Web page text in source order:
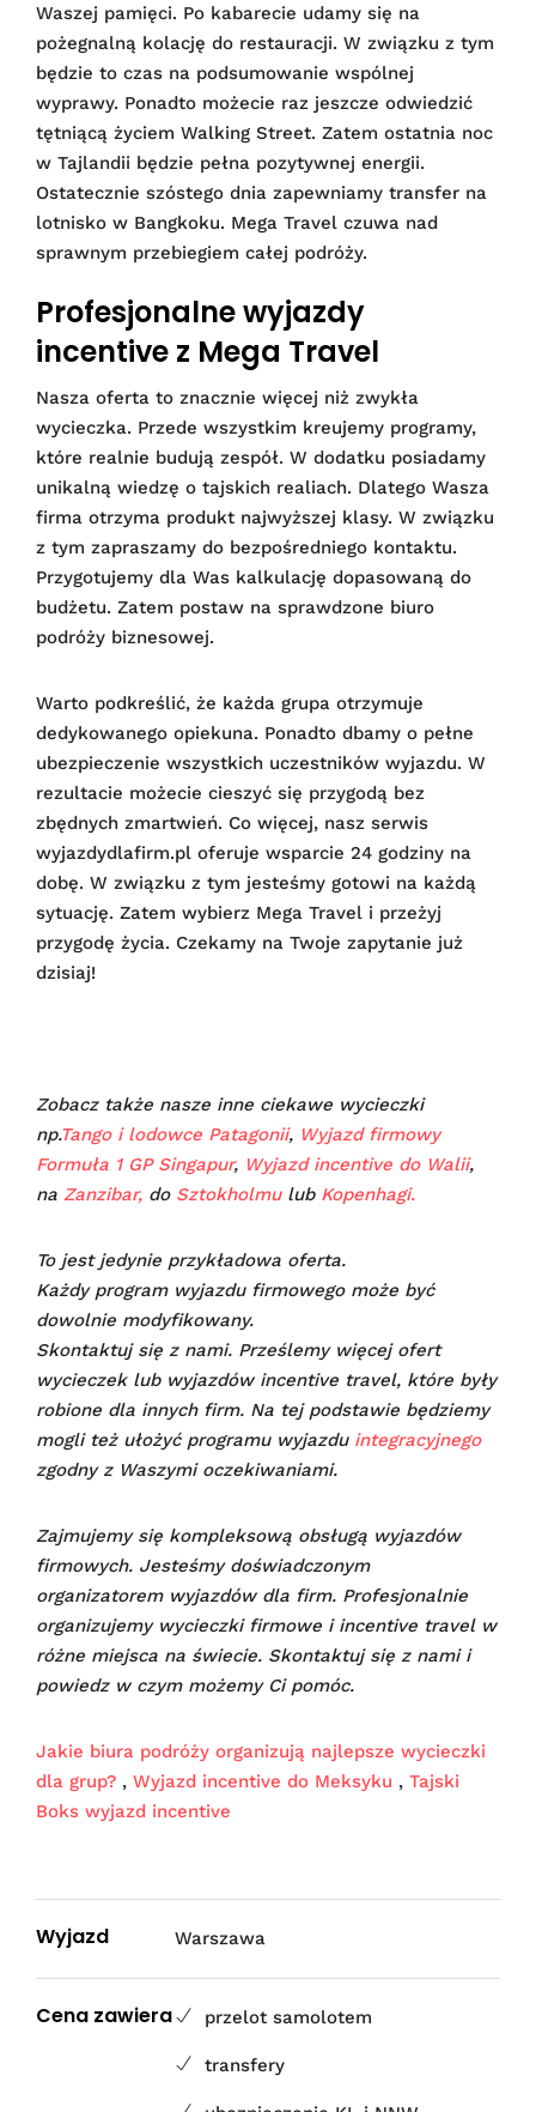
Waszej pamięci. Po kabarecie udamy się na
pożegnalną kolację do restauracji. W związku z tym
będzie to czas na podsumowanie wspólnej
wyprawy. Ponadto możecie raz jeszcze odwiedzić
tętniącą życiem Walking Street. Zatem ostatnia noc
w Tajlandii będzie pełna pozytywnej energii.
Ostatecznie szóstego dnia zapewniamy transfer na
lotnisko w Bangkoku. Mega Travel czuwa nad
sprawnym przebiegiem całej podróży.
Profesjonalne wyjazdy
incentive z Mega Travel
Nasza oferta to znacznie więcej niż zwykła
wycieczka. Przede wszystkim kreujemy programy,
które realnie budują zespół. W dodatku posiadamy
unikalną wiedzę o tajskich realiach. Dlatego Wasza
firma otrzyma produkt najwyższej klasy. W związku
z tym zapraszamy do bezpośredniego kontaktu.
Przygotujemy dla Was kalkulację dopasowaną do
budżetu. Zatem postaw na sprawdzone biuro
podróży biznesowej.
Warto podkreślić, że każda grupa otrzymuje
dedykowanego opiekuna. Ponadto dbamy o pełne
ubezpieczenie wszystkich uczestników wyjazdu. W
rezultacie możecie cieszyć się przygodą bez
zbędnych zmartwień. Co więcej, nasz serwis
wyjazdydlafirm.pl oferuje wsparcie 24 godziny na
dobę. W związku z tym jesteśmy gotowi na każdą
sytuację. Zatem wybierz Mega Travel i przeżyj
przygodę życia. Czekamy na Twoje zapytanie już
dzisiaj!
Zobacz także nasze inne ciekawe wycieczki
np.Tango i lodowce Patagonii, Wyjazd firmowy
Formuła 1 GP Singapur, Wyjazd incentive do Walii,
na Zanzibar, do Sztokholmulub Kopenhagi.
To jest jedynie przykładowa oferta.
Każdy program wyjazdu firmowego może być
dowolnie modyfikowany.
Skontaktuj się z nami. Prześlemy więcej ofert
wycieczek lub wyjazdów incentive travel, które były
robione dla innych firm. Na tej podstawie będziemy
mogli też ułożyć programu wyjazdu integracyjnego
zgodny z Waszymi oczekiwaniami.
Zajmujemy się kompleksową obsługą wyjazdów
firmowych. Jesteśmy doświadczonym
organizatorem wyjazdów dla firm. Profesjonalnie
organizujemy wycieczki firmowe i incentive travel w
różne miejsca na świecie. Skontaktuj się z nami i
powiedz w czym możemy Ci pomóc.
Jakie biura podróży organizują najlepsze wycieczki
dla grup? , Wyjazd incentive do Meksyku , Tajski
Boks wyjazd incentive
Wyjazd Warszawa
Cena zawiera przelot samolotem
transfery